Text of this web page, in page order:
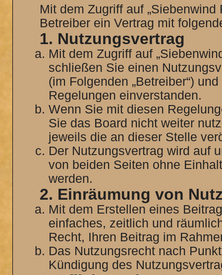
Mit dem Zugriff auf
Betreiber ein Vertrag mit
1. Nutzungsvertrag
Mit dem Zugriff auf
schließen Sie einen
(im Folgenden „Betreiber“)
Regelungen einverstanden.
Wenn Sie mit diesen
Sie das Board nicht weiter
jeweils die an dieser Stelle
Der Nutzungsvertrag wird auf
von beiden Seiten ohne
werden.
2. Einräumung von
Mit dem Erstellen eines
einfaches, zeitlich und
Recht, Ihren Beitrag im
Das Nutzungsrecht nach
Kündigung des